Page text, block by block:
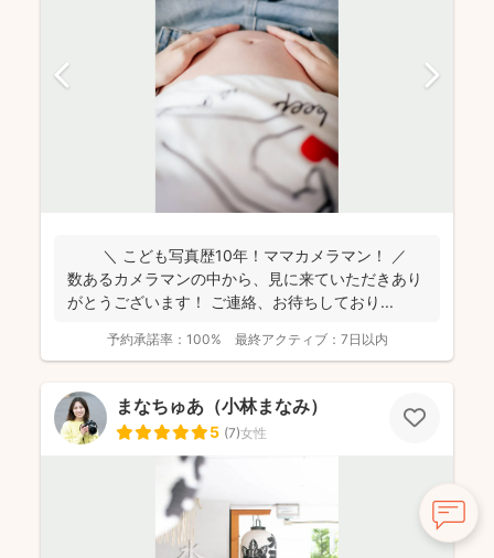
＼ こども写真歴10年！ママカメラマン！ ／
数あるカメラマンの中から、見に来ていただきあり
がとうございます！ ご連絡、お待ちしており...
予約承諾率： 100% 最終アクティブ： 7日以内
まなちゅあ（小林まなみ）
5 (7)女性